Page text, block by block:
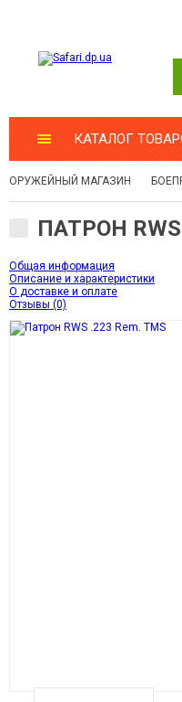
КАТАЛОГ
ОРУЖЕЙНЫЙ МАГАЗИН
ПАТРОН RWS
Общая информация
Описание и характеристики
О доставке и оплате
Отзывы (0)